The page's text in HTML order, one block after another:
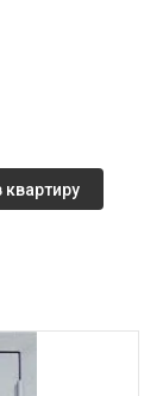
квартиру